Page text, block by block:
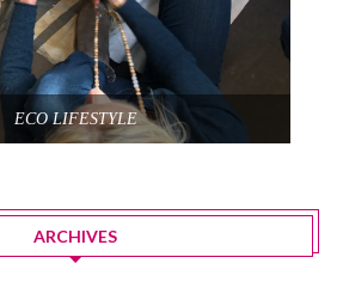
ECO LIFESTYLE
ARCHIVES